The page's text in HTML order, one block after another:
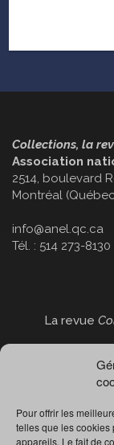
Pour offrir les
telles que les cookies
appareils. Le fait de
Collections, la
Association
2514, boulevard
Montréal
info@anel.qc.ca
Tél. : 514 273-
La revue